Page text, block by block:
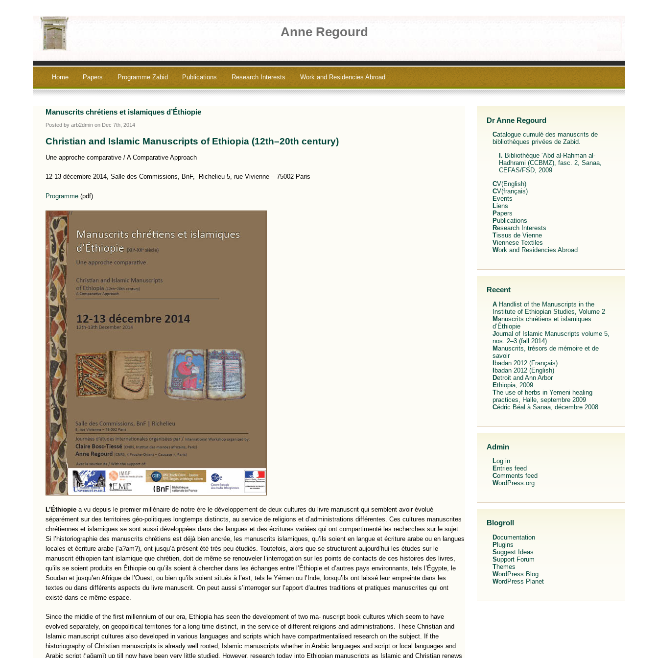
Anne Regourd
Home Papers Programme Zabid Publications Research Interests Work and Residencies Abroad
Manuscrits chrétiens et islamiques d’Éthiopie
Posted by arb2dmin on Dec 7th, 2014
Christian and Islamic Manuscripts of Ethiopia (12th–20th century)
Une approche comparative / A Comparative Approach
12-13 décembre 2014, Salle des Commissions, BnF, Richelieu 5, rue Vivienne – 75002 Paris
Programme(pdf)
L’Éthiopiea vu depuis le premier millénaire de notre ère le développement de deux cultures du livre manuscrit qui semblent avoir évolué
séparément sur des territoires géo-politiques longtemps distincts, au service de religions et d’administrations différentes. Ces cultures manuscrites
chrétiennes et islamiques se sont aussi développées dans des langues et des écritures variées qui ont compartimenté les recherches sur le sujet.
Si l’historiographie des manuscrits chrétiens est déjà bien ancrée, les manuscrits islamiques, qu’ils soient en langue et écriture arabe ou en langues
locales et écriture arabe (‘a?am?), ont jusqu’à présent été très peu étudiés. Toutefois, alors que se structurent aujourd’hui les études sur le
manuscrit éthiopien tant islamique que chrétien, doit de même se renouveler l’interrogation sur les points de contacts de ces histoires des livres,
qu’ils se soient produits en Éthiopie ou qu’ils soient à chercher dans les échanges entre l’Éthiopie et d’autres pays environnants, tels l’Égypte, le
Soudan et jusqu’en Afrique de l’Ouest, ou bien qu’ils soient situés à l’est, tels le Yémen ou l’Inde, lorsqu’ils ont laissé leur empreinte dans les
textes ou dans différents aspects du livre manuscrit. On peut aussi s’interroger sur l’apport d’autres traditions et pratiques manuscrites qui ont
existé dans ce même espace.
Since the middle of the first millennium of our era, Ethiopia has seen the development of two ma- nuscript book cultures which seem to have
evolved separately, on geopolitical territories for a long time distinct, in the service of different religions and administrations. These Christian and
Islamic manuscript cultures also developed in various languages and scripts which have compartmentalised research on the subject. If the
historiography of Christian manuscripts is already well rooted, Islamic manuscripts whether in Arabic languages and script or local languages and
Arabic script (‘ağamī) up till now have been very little studied. However, research today into Ethiopian manuscripts as Islamic and Christian renews
Dr Anne Regourd
Catalogue cumulé des manuscrits de
bibliothèques privées de Zabid.
I. Bibliothèque ‘Abd al-Rahman al-
Hadhrami (CCBMZ), fasc. 2, Sanaa,
CEFAS/FSD, 2009
CV(English)
CV(français)
Events
Liens
Papers
Publications
Research Interests
Tissus de Vienne
Viennese Textiles
Work and Residencies Abroad
Recent
A Handlist of the Manuscripts in the
Institute of Ethiopian Studies, Volume 2
Manuscrits chrétiens et islamiques
d’Éthiopie
Journal of Islamic Manuscripts volume 5,
nos. 2–3 (fall 2014)
Manuscrits, trésors de mémoire et de
savoir
Ibadan 2012 (Français)
Ibadan 2012 (English)
Detroit and Ann Arbor
Ethiopia, 2009
The use of herbs in Yemeni healing
practices, Halle, septembre 2009
Cédric Béal à Sanaa, décembre 2008
Admin
Log in
Entries feed
Comments feed
WordPress.org
Blogroll
Documentation
Plugins
Suggest Ideas
Support Forum
Themes
WordPress Blog
WordPress Planet